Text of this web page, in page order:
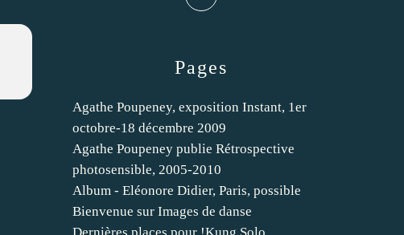
Pages
Agathe Poupeney, exposition Instant, 1er
octobre-18 décembre 2009
Agathe Poupeney publie Rétrospective
photosensible, 2005-2010
Album - Eléonore Didier, Paris, possible
Bienvenue sur Images de danse